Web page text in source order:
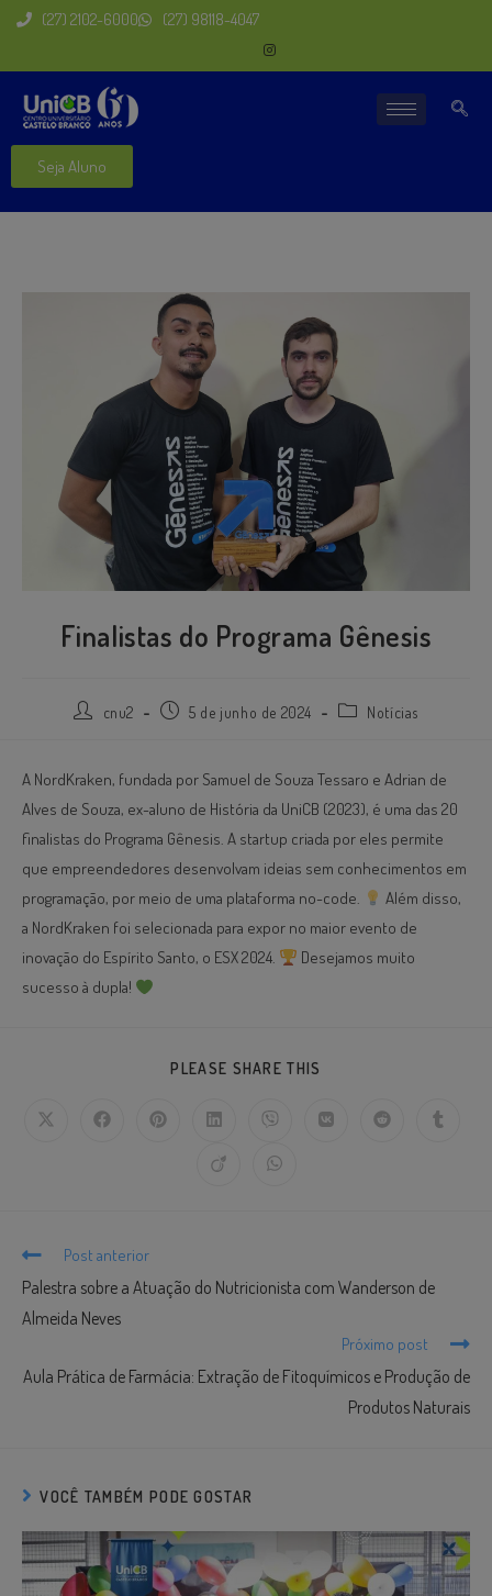
(27) 2102-6000 (27) 98118-4047
Seja Aluno
Finalistas do Programa Gênesis
cnu2 5 de junho de 2024 Notícias
A NordKraken, fundada por Samuel de Souza Tessaro e Adrian de
Alves de Souza, ex-aluno de História da UniCB (2023), é uma das 20
finalistas do Programa Gênesis. A startup criada por eles permite
que empreendedores desenvolvam ideias sem conhecimentos em
programação, por meio de uma plataforma no-code.
Além disso,
a NordKraken foi selecionada para expor no maior evento de
inovação do Espírito Santo, o ESX 2024.
Desejamos muito
sucesso à dupla!
PLEASE SHARE THIS
Post anterior
Palestra sobre a Atuação do Nutricionista com Wanderson de
Almeida Neves
Próximo post
Aula Prática de Farmácia: Extração de Fitoquímicos e Produção de
Produtos Naturais
VOCÊ TAMBÉM PODE GOSTAR